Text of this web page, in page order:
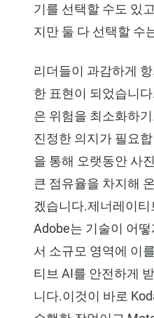
기를 선택할 수도 있
지만 둘 다 선택할 수
리더들이 과감하게
한 표현이 되었습니
은 위험을 최소화하
진정한 의지가 필요
을 통해 오랫동안 사
큰 점유율을 차지해
겠습니다.제너레이티
Adobe는 기술이 어
서 소규모 영역에 이
티브 AI를 안전하게
니다.이것이 바로